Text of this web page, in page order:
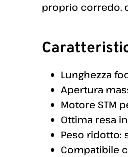
proprio corredo,
Lunghezza
Apertura
Motore STM
Ottima resa
Peso ridotto:
Compatibile